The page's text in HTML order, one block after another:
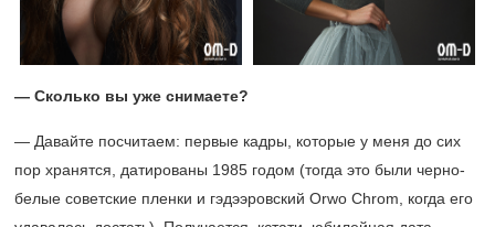
— Сколько вы уже снимаете?
— Давайте посчитаем: первые кадры, которые у меня до сих
пор хранятся, датированы 1985 годом (тогда это были черно-
белые советские пленки и гэдээровский Orwo Chrom, когда его